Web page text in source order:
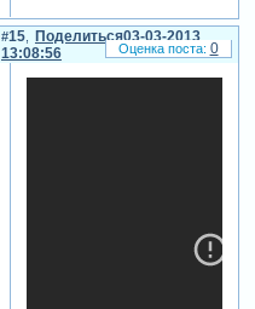
Поделиться
15
03-03-2013
13:08:56
0